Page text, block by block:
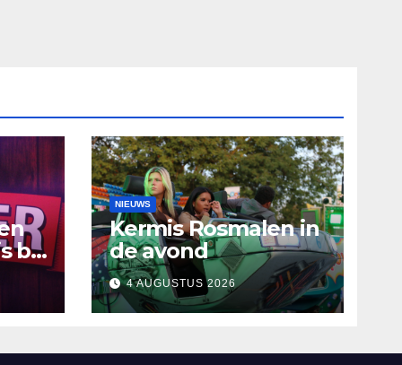
bij
NIEUWS
Kermis Rosmalen in
de avond
4 AUGUSTUS 2026